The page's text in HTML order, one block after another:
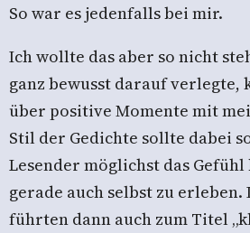
So war es jedenfalls bei mir.
Ich wollte das aber so nicht
ganz bewusst darauf verlegte,
über positive Momente mit
Stil der Gedichte sollte dabei
Lesender möglichst das
gerade auch selbst zu
führten dann auch zum Titel